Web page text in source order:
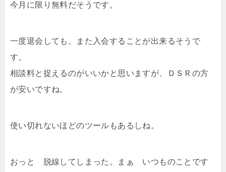
今月に限り無料だそうです。
一度退会しても、また入会することが出来るそうで
す。
相談料と捉えるのがいいかと思いますが、ＤＳＲの方
が安いですね。
使い切れないほどのツールもあるしね。
おっと 脱線してしまった。まぁ いつものことです